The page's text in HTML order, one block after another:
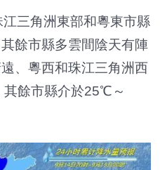
三角洲東部和粵東市縣
餘市縣多雲間陰天有陣
、粵西和珠江三角洲西
餘市縣介於25℃～